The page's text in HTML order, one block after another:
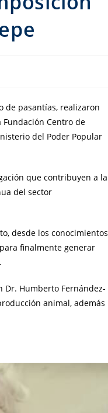
de pasantías, realizaron
Centro de
del Poder Popular
que contribuyen a la
del sector
desde los conocimientos
finalmente generar
Dr. Humberto Fernández-
animal, además